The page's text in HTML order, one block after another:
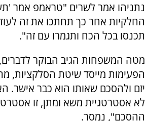
נתניהו אמר לשרים "טראמפ אמר
החלקיות אחר כך תחתכו את זה
תכנסו בכל הכח ותגמרו עם זה".
מטה המשפחות הגיב הבוקר
הפעימות מייסד שיטת הסלקציות,
יזם ולהסכם שאותו הוא כבר אישר.
לא אסטרטגיית משא ומתן, זו
ההסכם", נמסר.